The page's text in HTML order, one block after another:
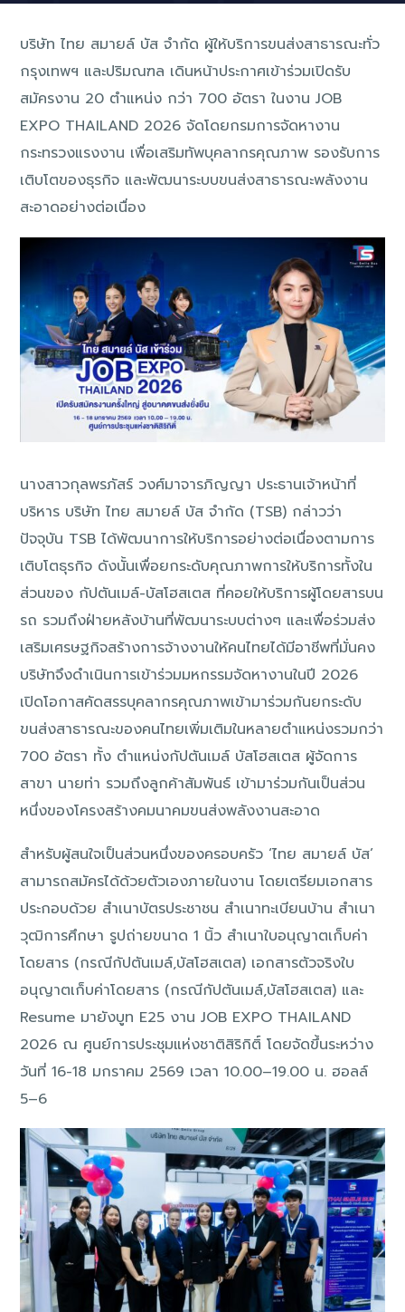
บริษัท ไทย สมายล์ บัส จำกัด ผู้ให้บริการขนส่งสาธารณะทั่ว
กรุงเทพฯ และปริมณฑล เดินหน้าประกาศเข้าร่วมเปิดรับ
สมัครงาน 20 ตำแหน่ง กว่า 700 อัตรา ในงาน JOB
EXPO THAILAND 2026 จัดโดยกรมการจัดหางาน
กระทรวงแรงงาน เพื่อเสริมทัพบุคลากรคุณภาพ รองรับการ
เติบโตของธุรกิจ และพัฒนาระบบขนส่งสาธารณะพลังงาน
สะอาดอย่างต่อเนื่อง
นางสาวกุลพรภัสร์ วงศ์มาจารภิญญา ประธานเจ้าหน้าที่
บริหาร บริษัท ไทย สมายล์ บัส จำกัด (TSB) กล่าวว่า
ปัจจุบัน TSB ได้พัฒนาการให้บริการอย่างต่อเนื่องตามการ
เติบโตธุรกิจ ดังนั้นเพื่อยกระดับคุณภาพการให้บริการทั้งใน
ส่วนของ กัปตันเมล์-บัสโฮสเตส ที่คอยให้บริการผู้โดยสารบน
รถ รวมถึงฝ่ายหลังบ้านที่พัฒนาระบบต่างๆ และเพื่อร่วมส่ง
เสริมเศรษฐกิจสร้างการจ้างงานให้คนไทยได้มีอาชีพที่มั่นคง
บริษัทจึงดำเนินการเข้าร่วมมหกรรมจัดหางานในปี 2026
เปิดโอกาสคัดสรรบุคลากรคุณภาพเข้ามาร่วมกันยกระดับ
ขนส่งสาธารณะของคนไทยเพิ่มเติมในหลายตำแหน่งรวมกว่า
700 อัตรา ทั้ง ตำแหน่งกัปตันเมล์ บัสโฮสเตส ผู้จัดการ
สาขา นายท่า รวมถึงลูกค้าสัมพันธ์ เข้ามาร่วมกันเป็นส่วน
หนึ่งของโครงสร้างคมนาคมขนส่งพลังงานสะอาด
สำหรับผู้สนใจเป็นส่วนหนึ่งของครอบครัว ‘ไทย สมายล์ บัส’
สามารถสมัครได้ด้วยตัวเองภายในงาน โดยเตรียมเอกสาร
ประกอบด้วย สำเนาบัตรประชาชน สำเนาทะเบียนบ้าน สำเนา
วุฒิการศึกษา รูปถ่ายขนาด 1 นิ้ว สำเนาใบอนุญาตเก็บค่า
โดยสาร (กรณีกัปตันเมล์,บัสโฮสเตส) เอกสารตัวจริงใบ
อนุญาตเก็บค่าโดยสาร (กรณีกัปตันเมล์,บัสโฮสเตส) และ
Resume มายังบูท E25 งาน JOB EXPO THAILAND
2026 ณ ศูนย์การประชุมแห่งชาติสิริกิติ์ โดยจัดขึ้นระหว่าง
วันที่ 16-18 มกราคม 2569 เวลา 10.00–19.00 น. ฮอลล์
5–6